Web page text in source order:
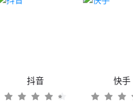
抖音 快手